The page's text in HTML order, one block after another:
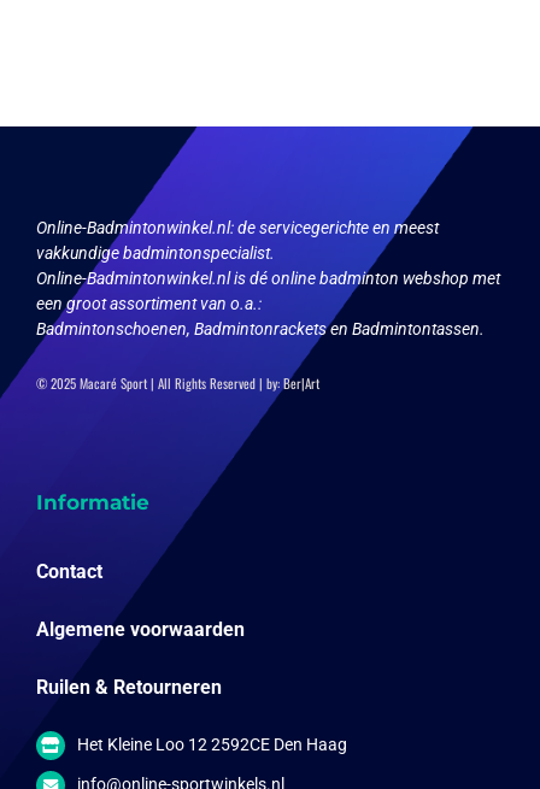
Online-Badmintonwinkel.nl:de servicegerichte en meest
vakkundige badmintonspecialist.
Online-Badmintonwinkel.nl is dé online badminton webshop met
een groot assortiment van o.a.:
Badmintonschoenen, Badmintonrackets en Badmintontassen.
© 2025 Macaré Sport | All Rights Reserved | by:Ber|Art
Informatie
Contact
Algemene voorwaarden
Ruilen & Retourneren
Het Kleine Loo 12 2592CE Den Haag
info@online-sportwinkels.nl